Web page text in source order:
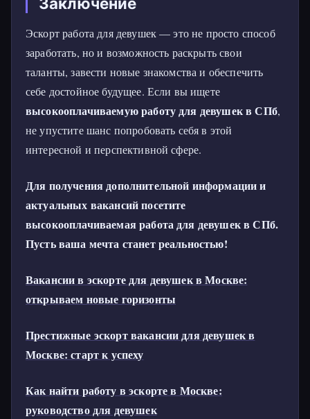
Эскорт работа для девушек — это не просто способ
заработать, но и возможность раскрыть свои
таланты, завести новые знакомства и обеспечить
себе достойное будущее. Если вы ищете
высокооплачиваемую работу для девушек в СПб,
не упустите шанс попробовать себя в этой
интересной и перспективной сфере.
Для получения дополнительной информации и
актуальных вакансий посетите
высокооплачиваемая работа для девушек в СПб.
Пусть ваша мечта станет реальностью!
Вакансии в эскорте для девушек в Москве:
открываем новые горизонты
Престижные эскорт вакансии для девушек в
Москве: старт к успеху
Как найти работу в эскорте в Москве:
руководство для девушек